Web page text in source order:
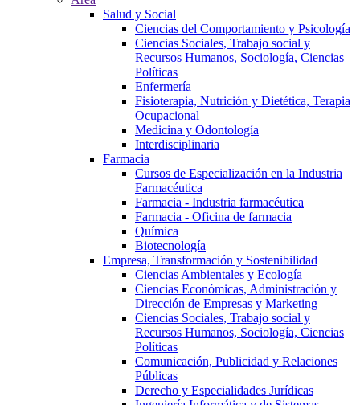
Salud y Social
Ciencias del Comportamiento y Psicología
Ciencias Sociales, Trabajo social y
Recursos Humanos, Sociología, Ciencias
Políticas
Enfermería
Fisioterapia, Nutrición y Dietética, Terapia
Ocupacional
Medicina y Odontología
Interdisciplinaria
Farmacia
Cursos de Especialización en la Industria
Farmacéutica
Farmacia - Industria farmacéutica
Farmacia - Oficina de farmacia
Química
Biotecnología
Empresa, Transformación y Sostenibilidad
Ciencias Ambientales y Ecología
Ciencias Económicas, Administración y
Dirección de Empresas y Marketing
Ciencias Sociales, Trabajo social y
Recursos Humanos, Sociología, Ciencias
Políticas
Comunicación, Publicidad y Relaciones
Públicas
Derecho y Especialidades Jurídicas